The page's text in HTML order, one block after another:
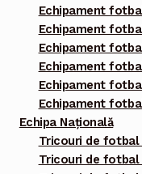
Echipament
Echipament
Echipament
Echipament
Echipament
Echipament
Echipa Națională
Tricouri de fotbal
Tricouri de fotbal